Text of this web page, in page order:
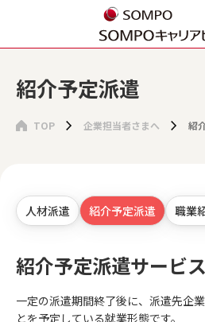
紹介予定派遣
TOP 企業担当者さまへ 紹
人材派遣 紹介予定派遣 職業
紹介予定派遣サービ
一定の派遣期間終了後に、派遣先企
とを予定している就業形態です。